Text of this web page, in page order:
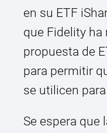
en su ETF
que Fidelity
propuesta de
para permitir
se utilicen
Se espera que